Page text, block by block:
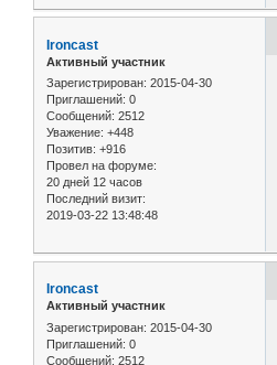
Ironcast
Активный участник
Зарегистрирован: 2015-04-30
Приглашений: 0
Сообщений: 2512
Уважение: +448
Позитив: +916
Провел на форуме:
20 дней 12 часов
Последний визит:
2019-03-22 13:48:48
Ironcast
Активный участник
Зарегистрирован: 2015-04-30
Приглашений: 0
Сообщений: 2512